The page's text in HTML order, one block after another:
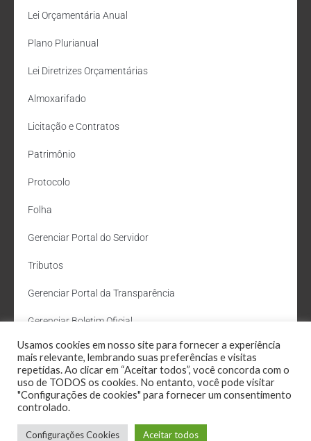
Lei Orçamentária Anual
Plano Plurianual
Lei Diretrizes Orçamentárias
Almoxarifado
Licitação e Contratos
Patrimônio
Protocolo
Folha
Gerenciar Portal do Servidor
Tributos
Gerenciar Portal da Transparência
Gerenciar Boletim Oficial
Departamento de Água e Esgoto
Administração Site
Webmail
Usamos cookies em nosso site para fornecer a experiência
mais relevante, lembrando suas preferências e visitas
repetidas. Ao clicar em “Aceitar todos”, você concorda com o
uso de TODOS os cookies. No entanto, você pode visitar
"Configurações de cookies" para fornecer um consentimento
controlado.
Configurações Cookies Aceitar todos